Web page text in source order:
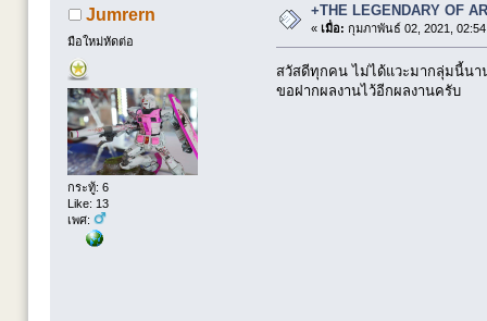
Jumrern
มือใหม่หัดต่อ
กระทู้: 6
Like: 13
เพศ:
+THE LEGENDARY OF
« เมื่อ: กุมภาพันธ์ 02, 2021,
สวัสดีทุกคน ไม่ได้แวะมากลุ่มนี้นา
ขอฝากผลงานไว้อีกผลงานครับ